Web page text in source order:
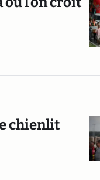
chienlit